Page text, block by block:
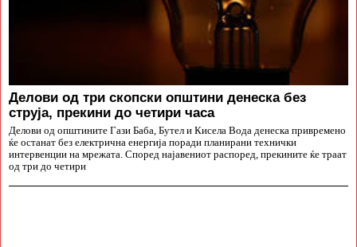
Делови од три скопски општини денеска без
струја, прекини до четири часа
Делови од општините Гази Баба, Бутел и Кисела Вода денеска привремено
ќе останат без електрична енергија поради планирани технички
интервенции на мрежата. Според најавениот распоред, прекините ќе траат
од три до четири